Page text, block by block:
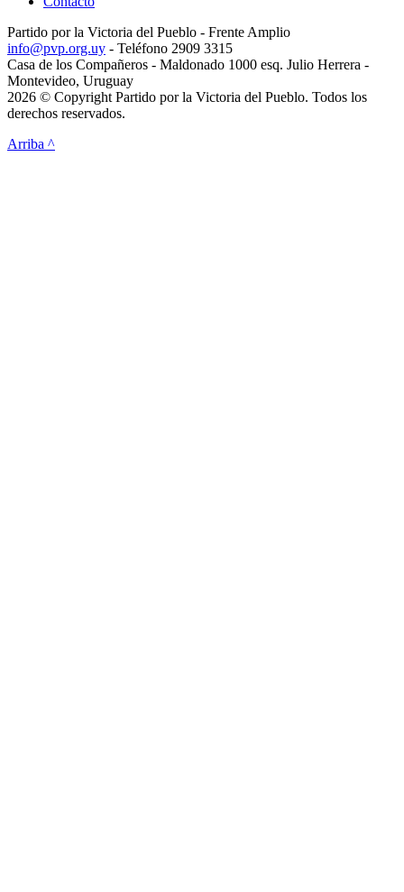
Partido por la Victoria del Pueblo - Frente Amplio
info@pvp.org.uy - Teléfono 2909 3315
Casa de los Compañeros - Maldonado 1000 esq. Julio Herrera -
Montevideo, Uruguay
2026 © Copyright Partido por la Victoria del Pueblo. Todos los
derechos reservados.
Arriba ^